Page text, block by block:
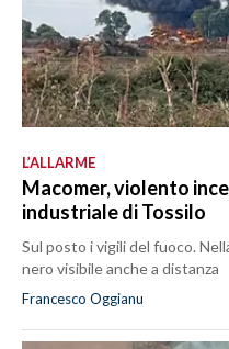
L’ALLARME
Macomer, violento
industriale di Tossilo
Sul posto i vigili del fuoco.
nero visibile anche a distanza
Francesco Oggianu